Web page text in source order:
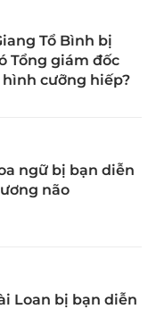
Tổ Bình bị
Tổng giám đốc
cưỡng hiếp?
ngữ bị bạn diễn
não
Loan bị bạn diễn